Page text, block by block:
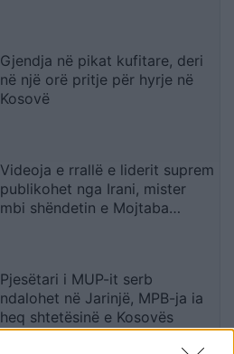
Gjendja në pikat kufitare, deri
në një orë pritje për hyrje në
Kosovë
Videoja e rrallë e liderit suprem
publikohet nga Irani, mister
mbi shëndetin e Mojtaba
Pjesëtari i MUP-it serb
ndalohet në Jarinjë, MPB-ja ia
heq shtetësinë e Kosovës